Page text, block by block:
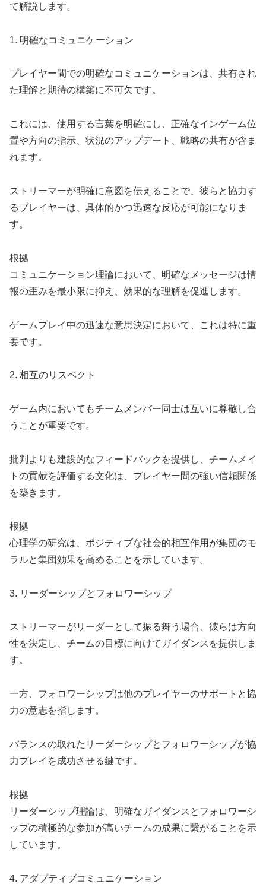
て解説します。
1. 明確なコミュニケーション
プレイヤー間での明確なコミュニケーションは、共有され
た理解と期待の構築に不可欠です。
これには、使用する言葉を明確にし、正確なインゲーム位
置や方向の指示、状況のアップデート、戦略の共有が含ま
れます。
ストリーマーが明確に意図を伝えることで、彼らと協力す
るプレイヤーは、具体的かつ迅速な反応が可能になりま
す。
根拠
コミュニケーション理論において、明確なメッセージは情
報の歪みを最小限に抑え、効果的な理解を促進します。
ゲームプレイ中の迅速な意思決定において、これは特に重
要です。
2. 相互のリスペクト
ゲーム内においてもチームメンバー同士は互いに尊敬し合
うことが重要です。
批判よりも建設的なフィードバックを提供し、チームメイ
トの貢献を評価する文化は、プレイヤー間の強い信頼関係
を築きます。
根拠
心理学の研究は、ポジティブな社会的相互作用が集団のモ
ラルと集団効果を高めることを示しています。
3. リーダーシップとフォロワーシップ
ストリーマーがリーダーとして振る舞う場合、彼らは方向
性を決定し、チームの目標に向けてガイダンスを提供しま
す。
一方、フォロワーシップは他のプレイヤーのサポートと協
力の意志を指します。
バランスの取れたリーダーシップとフォロワーシップが協
力プレイを成功させる鍵です。
根拠
リーダーシップ理論は、明確なガイダンスとフォロワーシ
ップの積極的な参加が高いチームの成果に繋がることを示
しています。
4. アダプティブコミュニケーション